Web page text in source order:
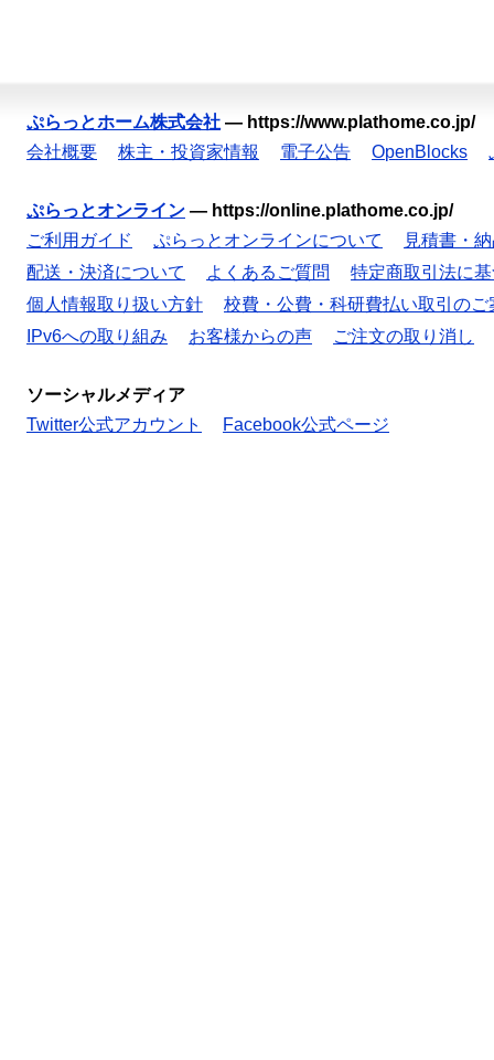
ぷらっとホーム株式会社 — https://www.plathome.co.jp/
会社概要
株主・投資家情報 電子公告 OpenBlocks
ぷらっとオンライン — https://online.plathome.co.jp/
ご利用ガイド
ぷらっとオンラインについて
見積書・
配送・決済について
よくあるご質問
特定商取引法に
個人情報取り扱い方針
校費・公費・科研費払い取引のご
IPv6への取り組み
お客様からの声 ご注文の取り消し
ソーシャルメディア
Twitter公式アカウント
Facebook公式ページ